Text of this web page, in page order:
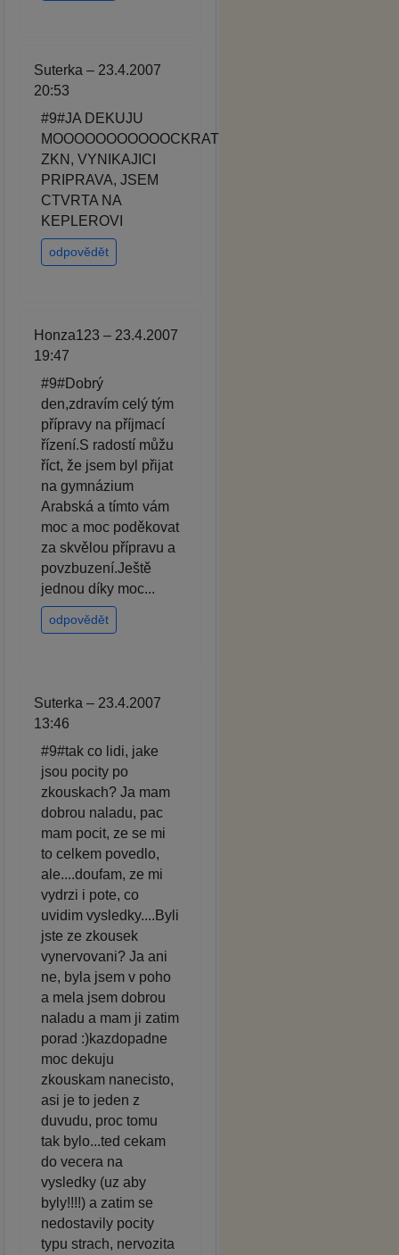
Suterka – 23.4.2007
20:53
#9#JA DEKUJU
MOOOOOOOOOOOCKRAT
ZKN, VYNIKAJICI
PRIPRAVA, JSEM
CTVRTA NA
KEPLEROVI
odpovědět
Honza123 – 23.4.2007
19:47
#9#Dobrý
den,zdravím celý tým
přípravy na příjmací
řízení.S radostí můžu
říct, že jsem byl přijat
na gymnázium
Arabská a tímto vám
moc a moc poděkovat
za skvělou přípravu a
povzbuzení.Ještě
jednou díky moc...
odpovědět
Suterka – 23.4.2007
13:46
#9#tak co lidi, jake
jsou pocity po
zkouskach? Ja mam
dobrou naladu, pac
mam pocit, ze se mi
to celkem povedlo,
ale....doufam, ze mi
vydrzi i pote, co
uvidim vysledky....Byli
jste ze zkousek
vynervovani? Ja ani
ne, byla jsem v poho
a mela jsem dobrou
naladu a mam ji zatim
porad :)kazdopadne
moc dekuju
zkouskam nanecisto,
asi je to jeden z
duvudu, proc tomu
tak bylo...ted cekam
do vecera na
vysledky (uz aby
byly!!!!) a zatim se
nedostavily pocity
typu strach, nervozita